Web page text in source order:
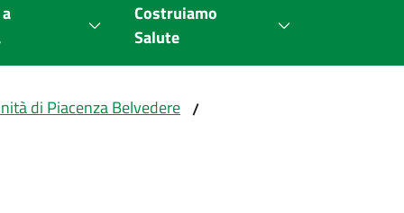
Costruiamo
Salute
di Piacenza Belvedere /